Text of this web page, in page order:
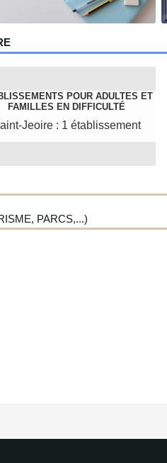
POUR ADULTES ET
FAMILLES EN DIFFICULTÉ
Jeoire : 1 établissement
PARCS,...)